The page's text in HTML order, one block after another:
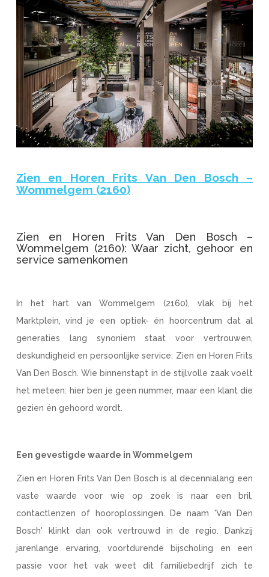
Zien en Horen Frits Van Den Bosch –
Wommelgem (2160)
Zien en Horen Frits Van Den Bosch –
Wommelgem (2160): Waar zicht, gehoor en
service samenkomen
In het hart van Wommelgem (2160), vlak bij het
Marktplein, vind je een optiek- én hoorcentrum dat al
generaties lang synoniem staat voor vertrouwen,
deskundigheid en persoonlijke service: Zien en Horen Frits
Van Den Bosch. Wie binnenstapt in de stijlvolle zaak voelt
het meteen: hier ben je geen nummer, maar een klant die
gezien én gehoord wordt.
Een gevestigde waarde in Wommelgem
Zien en Horen Frits Van Den Bosch is al decennialang een
vaste waarde voor wie op zoek is naar een bril,
contactlenzen of hooroplossingen. De naam 'Van Den
Bosch' klinkt dan ook vertrouwd in de regio. Dankzij
jarenlange ervaring, voortdurende bijscholing en een
passie voor het vak weet dit familiebedrijf zich te